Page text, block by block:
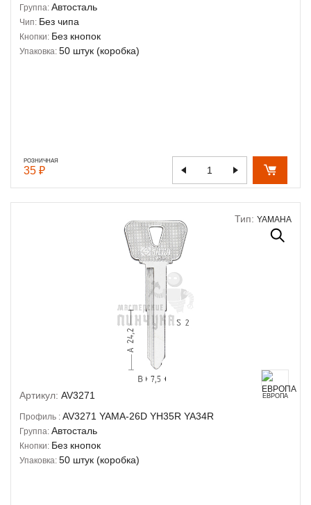
Группа: Автосталь
Чип: Без чипа
Кнопки: Без кнопок
Упаковка: 50 штук (коробка)
РОЗНИЧНАЯ
35 ₽
Тип: YAMAHA
Артикул: AV3271 ЕВРОПА
Профиль : AV3271 YAMA-26D YH35R YA34R
Группа: Автосталь
Кнопки: Без кнопок
Упаковка: 50 штук (коробка)